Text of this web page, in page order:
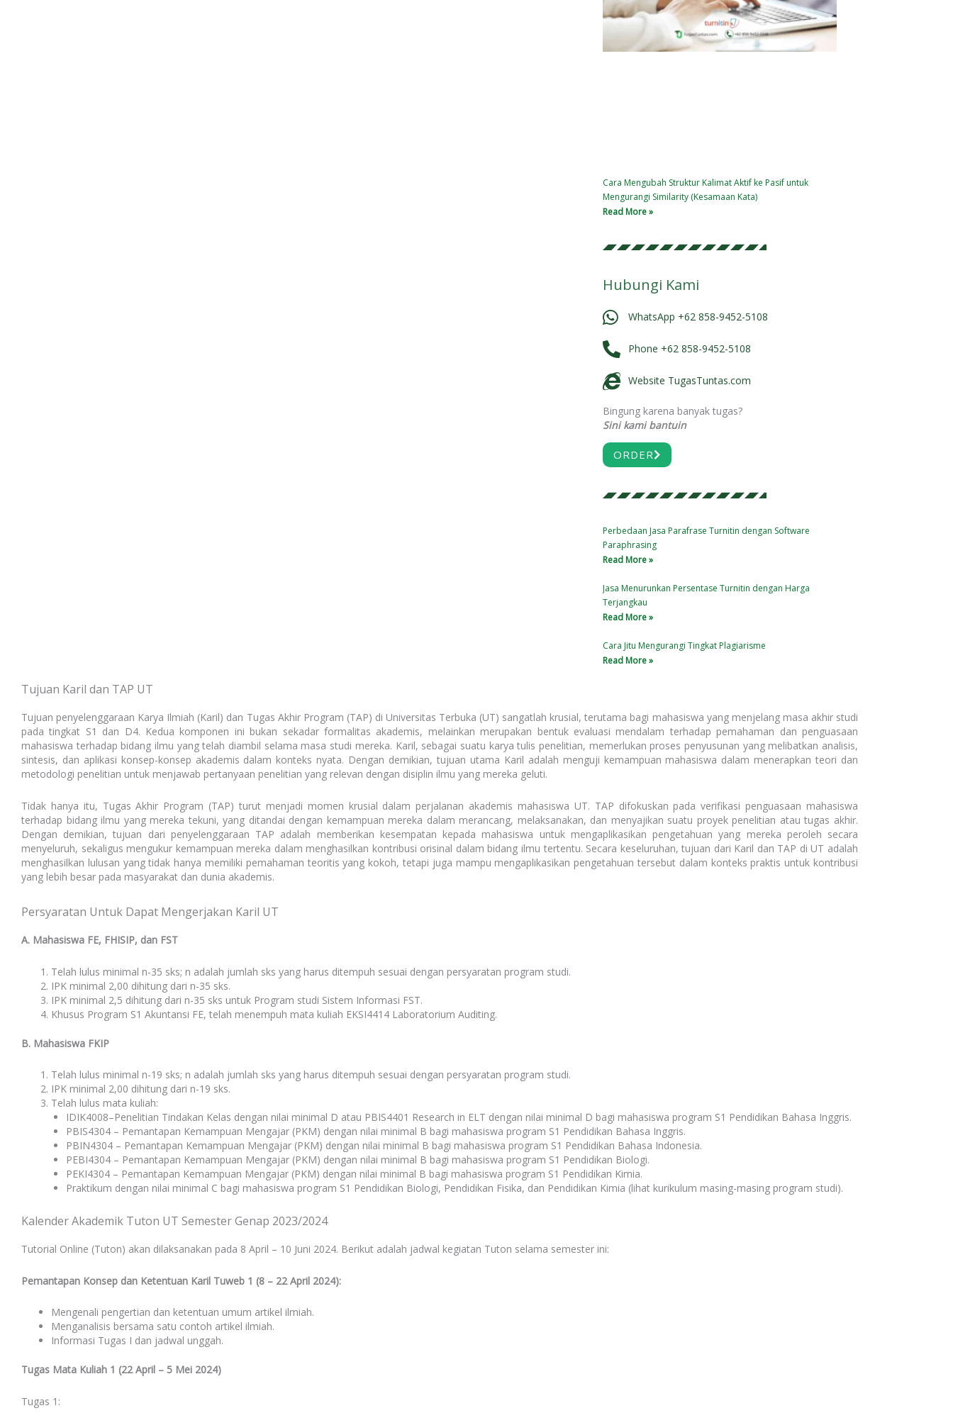
Cara Mengubah Struktur Kalimat Aktif ke Pasif untuk
Mengurangi Similarity (Kesamaan Kata)
Read More »
Hubungi Kami
WhatsApp +62 858-9452-5108
Phone +62 858-9452-5108
Website TugasTuntas.com
Bingung karena banyak tugas?
Sini kami bantuin
ORDER
Perbedaan Jasa Parafrase Turnitin dengan Software
Paraphrasing
Read More »
Jasa Menurunkan Persentase Turnitin dengan Harga
Terjangkau
Read More »
Cara Jitu Mengurangi Tingkat Plagiarisme
Read More »
Tujuan Karil dan TAP UT
Tujuan penyelenggaraan Karya Ilmiah (Karil) dan Tugas Akhir Program (TAP) di Universitas Terbuka (UT) sangatlah krusial, terutama bagi mahasiswa yang menjelang masa akhir studi
pada tingkat S1 dan D4. Kedua komponen ini bukan sekadar formalitas akademis, melainkan merupakan bentuk evaluasi mendalam terhadap pemahaman dan penguasaan
mahasiswa terhadap bidang ilmu yang telah diambil selama masa studi mereka. Karil, sebagai suatu karya tulis penelitian, memerlukan proses penyusunan yang melibatkan analisis,
sintesis, dan aplikasi konsep-konsep akademis dalam konteks nyata. Dengan demikian, tujuan utama Karil adalah menguji kemampuan mahasiswa dalam menerapkan teori dan
metodologi penelitian untuk menjawab pertanyaan penelitian yang relevan dengan disiplin ilmu yang mereka geluti.
Tidak hanya itu, Tugas Akhir Program (TAP) turut menjadi momen krusial dalam perjalanan akademis mahasiswa UT. TAP difokuskan pada verifikasi penguasaan mahasiswa
terhadap bidang ilmu yang mereka tekuni, yang ditandai dengan kemampuan mereka dalam merancang, melaksanakan, dan menyajikan suatu proyek penelitian atau tugas akhir.
Dengan demikian, tujuan dari penyelenggaraan TAP adalah memberikan kesempatan kepada mahasiswa untuk mengaplikasikan pengetahuan yang mereka peroleh secara
menyeluruh, sekaligus mengukur kemampuan mereka dalam menghasilkan kontribusi orisinal dalam bidang ilmu tertentu. Secara keseluruhan, tujuan dari Karil dan TAP di UT adalah
menghasilkan lulusan yang tidak hanya memiliki pemahaman teoritis yang kokoh, tetapi juga mampu mengaplikasikan pengetahuan tersebut dalam konteks praktis untuk kontribusi
yang lebih besar pada masyarakat dan dunia akademis.
Persyaratan Untuk Dapat Mengerjakan Karil UT
A. Mahasiswa FE, FHISIP, dan FST
Telah lulus minimal n-35 sks; n adalah jumlah sks yang harus ditempuh sesuai dengan persyaratan program studi.
IPK minimal 2,00 dihitung dari n-35 sks.
IPK minimal 2,5 dihitung dari n-35 sks untuk Program studi Sistem Informasi FST.
Khusus Program S1 Akuntansi FE, telah menempuh mata kuliah EKSI4414 Laboratorium Auditing.
B. Mahasiswa FKIP
Telah lulus minimal n-19 sks; n adalah jumlah sks yang harus ditempuh sesuai dengan persyaratan program studi.
IPK minimal 2,00 dihitung dari n-19 sks.
Telah lulus mata kuliah:
IDIK4008–Penelitian Tindakan Kelas dengan nilai minimal D atau PBIS4401 Research in ELT dengan nilai minimal D bagi mahasiswa program S1 Pendidikan Bahasa Inggris.
PBIS4304 – Pemantapan Kemampuan Mengajar (PKM) dengan nilai minimal B bagi mahasiswa program S1 Pendidikan Bahasa Inggris.
PBIN4304 – Pemantapan Kemampuan Mengajar (PKM) dengan nilai minimal B bagi mahasiswa program S1 Pendidikan Bahasa Indonesia.
PEBI4304 – Pemantapan Kemampuan Mengajar (PKM) dengan nilai minimal B bagi mahasiswa program S1 Pendidikan Biologi.
PEKI4304 – Pemantapan Kemampuan Mengajar (PKM) dengan nilai minimal B bagi mahasiswa program S1 Pendidikan Kimia.
Praktikum dengan nilai minimal C bagi mahasiswa program S1 Pendidikan Biologi, Pendidikan Fisika, dan Pendidikan Kimia (lihat kurikulum masing-masing program studi).
Kalender Akademik Tuton UT Semester Genap 2023/2024
Tutorial Online (Tuton) akan dilaksanakan pada 8 April – 10 Juni 2024. Berikut adalah jadwal kegiatan Tuton selama semester ini:
Pemantapan Konsep dan Ketentuan Karil Tuweb 1 (8 – 22 April 2024):
Mengenali pengertian dan ketentuan umum artikel ilmiah.
Menganalisis bersama satu contoh artikel ilmiah.
Informasi Tugas I dan jadwal unggah.
Tugas Mata Kuliah 1 (22 April – 5 Mei 2024)
Tugas 1: